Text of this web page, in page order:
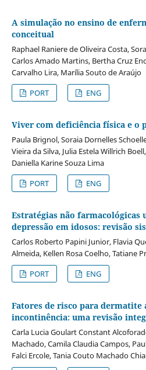
A simulação no ensino de
conceitual
Raphael Raniere de Oliveira Costa,
Carlos Amado Martins, Bertha Cruz
Carvalho Lira, Marília Souto de Araújo
PORT
ENG
Viver com deficiência física e o
Paula Brignol, Soraia Dornelles
Vieira da Silva, Julia Estela Willrich
Daniella Karine Souza Lima
PORT
ENG
Estratégias não farmacológicas
depressão em idosos: revisão
Carlos Roberto Papini Junior, Flavia
Almeida, Kellen Rosa Coelho, Tatiane
PORT
ENG
Fatores de risco para dermatite
incontinência: uma revisão
Carla Lucia Goulart Constant
Machado, Camila Claudia Campos,
Falci Ercole, Tania Couto Machado